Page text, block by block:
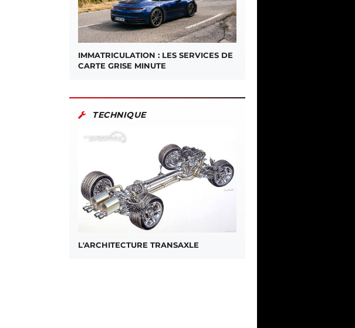
IMMATRICULATION : LES SERVICES DE
CARTE GRISE MINUTE
TECHNIQUE
L'ARCHITECTURE TRANSAXLE